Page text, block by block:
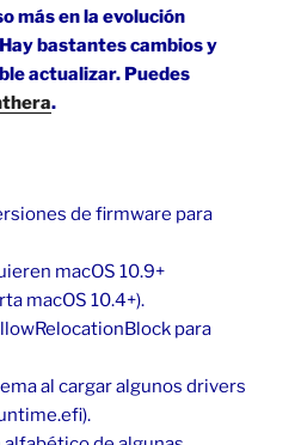
más en la evolución
bastantes cambios y
actualizar. Puedes
.
de firmware para
macOS 10.9+
macOS 10.4+).
para
al cargar algunos drivers